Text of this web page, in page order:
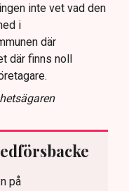
inte vet vad den
i
där
där finns noll
på